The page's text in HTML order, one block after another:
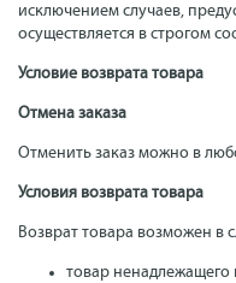
исключением случаев,
осуществляется в строгом
Условие возврата товара
Отмена заказа
Отменить заказ можно в
Условия возврата товара
Возврат товара возможен в
товар ненадлежащего